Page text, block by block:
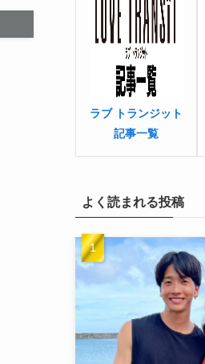
ラブ トランジット
記事一覧
よく読まれる投稿